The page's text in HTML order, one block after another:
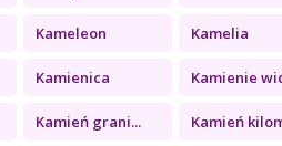
Kameleon Kamelia
Kamienica Kamienie
Kamień grani... Kamień